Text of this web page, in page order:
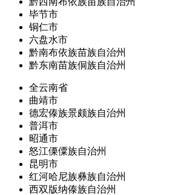
毕节市
铜仁市
六盘水市
黔南布依族苗族自治州
黔东南苗族侗族自治州
全云南省
曲靖市
德宏傣族景颇族自治州
普洱市
昭通市
怒江傈僳族自治州
昆明市
红河哈尼族彝族自治州
西双版纳傣族自治州